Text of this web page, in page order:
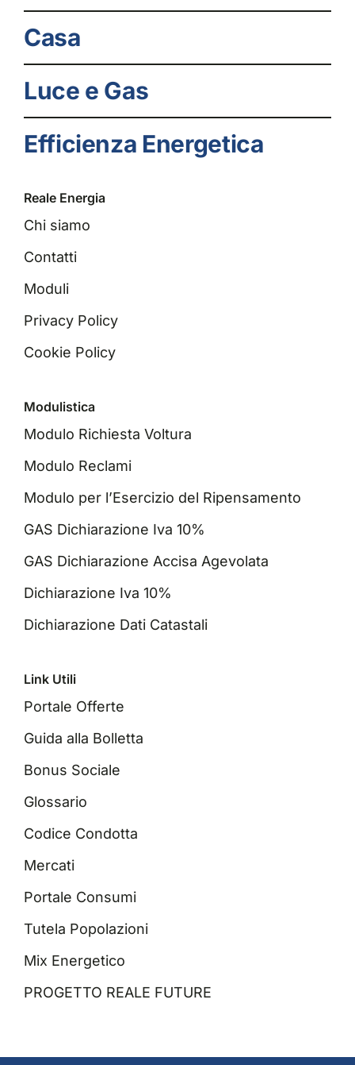
Casa
Luce e Gas
Efficienza Energetica
Reale Energia
Chi siamo
Contatti
Moduli
Privacy Policy
Cookie Policy
Modulistica
Modulo Richiesta Voltura
Modulo Reclami
Modulo per l’Esercizio del Ripensamento
GAS Dichiarazione Iva 10%
GAS Dichiarazione Accisa Agevolata
Dichiarazione Iva 10%
Dichiarazione Dati Catastali
Link Utili
Portale Offerte
Guida alla Bolletta
Bonus Sociale
Glossario
Codice Condotta
Mercati
Portale Consumi
Tutela Popolazioni
Mix Energetico
PROGETTO REALE FUTURE